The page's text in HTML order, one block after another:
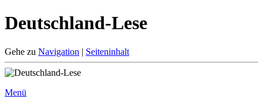
Deutschland-Lese
Gehe zu Navigation | Seiteninhalt
Menü